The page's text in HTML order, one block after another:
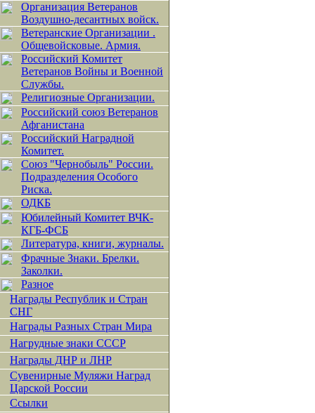
Организация Ветеранов
Воздушно-десантных войск.
Ветеранские Организации .
Общевойсковые. Армия.
Российский Комитет
Ветеранов Войны и Военной
Службы.
Религиозные Организации.
Российский союз Ветеранов
Афганистана
Российский Наградной
Комитет.
Союз "Чернобыль" России.
Подразделения Особого
Риска.
ОДКБ
Юбилейный Комитет ВЧК-
КГБ-ФСБ
Литература, книги, журналы.
Фрачные Знаки. Брелки.
Заколки.
Разное
Награды Республик и Стран
СНГ
Награды Разных Стран Мира
Нагрудные знаки СССР
Награды ДНР и ЛНР
Сувенирные Муляжи Наград
Царской России
Ссылки